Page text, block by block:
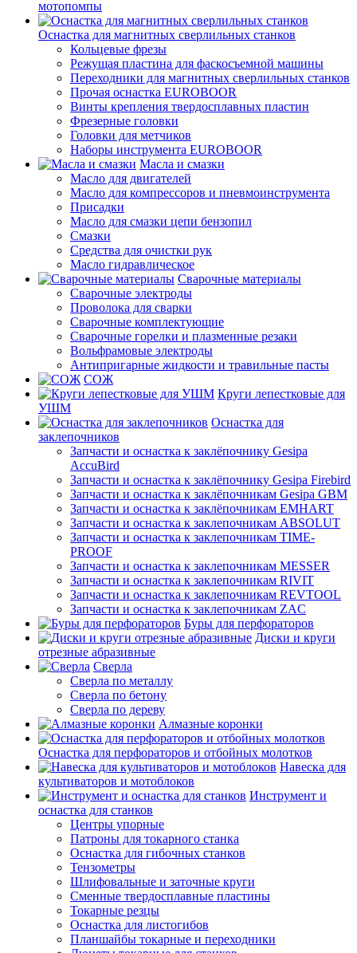
мотопомпы
Оснастка для магнитных сверлильных станков
Кольцевые фрезы
Режущая пластина для фаскосъемной машины
Переходники для магнитных сверлильных станков
Прочая оснастка EUROBOOR
Винты крепления твердосплавных пластин
Фрезерные головки
Головки для метчиков
Наборы инструмента EUROBOOR
Масла и смазки
Масло для двигателей
Масло для компрессоров и пневмоинструмента
Присадки
Масло для смазки цепи бензопил
Смазки
Средства для очистки рук
Масло гидравлическое
Сварочные материалы
Сварочные электроды
Проволока для сварки
Сварочные комплектующие
Сварочные горелки и плазменные резаки
Вольфрамовые электроды
Антипригарные жидкости и травильные пасты
СОЖ
Круги лепестковые для
УШМ
Оснастка для
заклепочников
Запчасти и оснастка к заклёпочнику Gesipa
AccuBird
Запчасти и оснастка к заклёпочнику Gesipa Firebird
Запчасти и оснастка к заклёпочникам Gesipa GBM
Запчасти и оснастка к заклёпочникам EMHART
Запчасти и оснастка к заклепочникам ABSOLUT
Запчасти и оснастка к заклепочникам TIME-
PROOF
Запчасти и оснастка к заклепочникам MESSER
Запчасти и оснастка к заклепочникам RIVIT
Запчасти и оснастка к заклепочникам REVTOOL
Запчасти и оснастка к заклепочникам ZAC
Буры для перфораторов
Диски и круги
отрезные абразивные
Сверла
Сверла по металлу
Сверла по бетону
Сверла по дереву
Алмазные коронки
Оснастка для перфораторов и отбойных молотков
Навеска для
культиваторов и мотоблоков
Инструмент и
оснастка для станков
Центры упорные
Патроны для токарного станка
Оснастка для гибочных станков
Тензометры
Шлифовальные и заточные круги
Сменные твердосплавные пластины
Токарные резцы
Оснастка для листогибов
Планшайбы токарные и переходники